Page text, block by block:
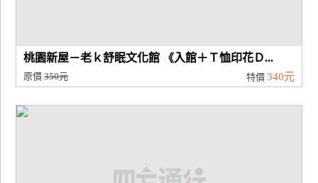
桃園新屋－老ｋ舒眠文化館 《入館＋Ｔ恤印花Ｄ...
原價350元 特價 340元